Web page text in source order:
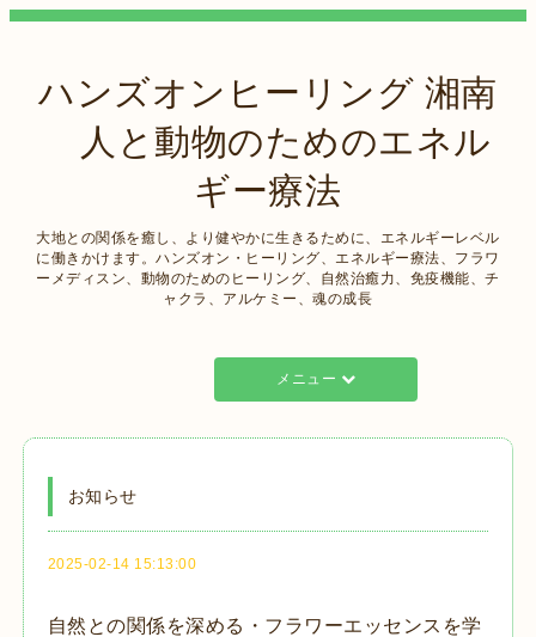
ハンズオンヒーリング 湘南
人と動物のためのエネル
ギー療法
大地との関係を癒し、より健やかに生きるために、エネルギーレベル
に働きかけます。ハンズオン・ヒーリング、エネルギー療法、フラワ
ーメディスン、動物のためのヒーリング、自然治癒力、免疫機能、チ
ャクラ、アルケミー、魂の成長
メニュー
お知らせ
2025-02-14 15:13:00
自然との関係を深める・フラワーエッセンスを学